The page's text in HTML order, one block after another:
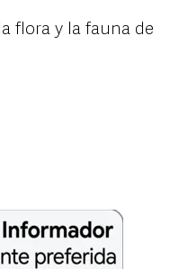
flora y la fauna de